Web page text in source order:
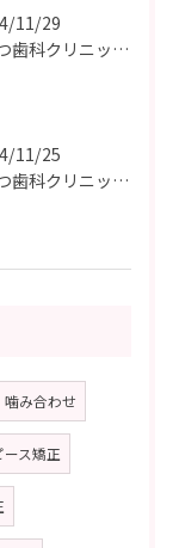
11/29
#むらつ歯科クリニック #博多 #審美歯科 #短期間で治療 ...
11/25
#むらつ歯科クリニック #博多 #審美歯科 #短期間で治療 ...
噛み合わせ
ース矯正